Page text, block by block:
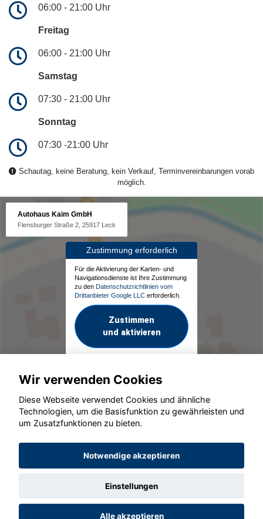
06:00 - 21:00 Uhr
Freitag
06:00 - 21:00 Uhr
Samstag
07:30 - 21:00 Uhr
Sonntag
07:30 -21:00 Uhr
Schautag, keine Beratung, kein Verkauf, Terminvereinbarungen vorab
möglich.
Autohaus Kaim GmbH
Flensburger Straße 2, 25917 Leck
Zustimmung erforderlich
Für die Aktivierung der Karten- und
Navigationsdienste ist Ihre Zustimmung
zu den Datenschutzrichtlinien vom
Drittanbieter Google LLC erforderlich.
Zustimmen
und aktivieren
© konjunkturmotor.de GmbH 2020 - 2026
Wir verwenden Cookies
Diese Webseite verwendet Cookies und ähnliche
Technologien, um die Basisfunktion zu gewährleisten und
um Zusatzfunktionen zu bieten.
Notwendige akzeptieren
Einstellungen
Alle akzeptieren